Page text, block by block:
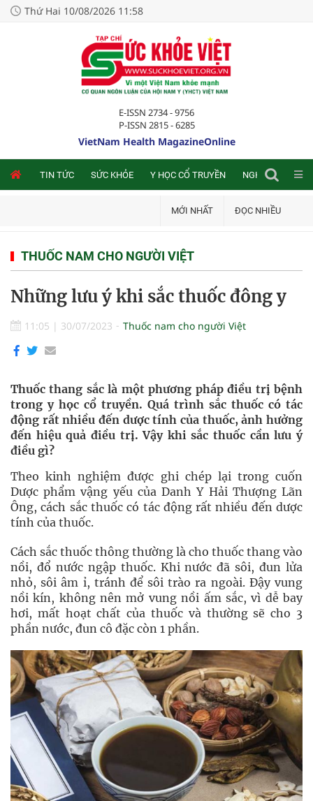
Thứ Hai 10/08/2026 11:58
E-ISSN 2734 - 9756
P-ISSN 2815 - 6285
VietNam Health MagazineOnline
TIN TỨC SỨC KHỎE Y HỌC CỔ TRUYỀN NGHIÊN CỨU
MỚI NHẤT ĐỌC NHIỀU
THUỐC NAM CHO NGƯỜI VIỆT
Những lưu ý khi sắc thuốc đông y
11:05 | 30/07/2023 Thuốc nam cho người Việt
Thuốc thang sắc là một phương pháp điều trị bệnh
trong y học cổ truyền. Quá trình sắc thuốc có tác
động rất nhiều đến dược tính của thuốc, ảnh hưởng
đến hiệu quả điều trị. Vậy khi sắc thuốc cần lưu ý
điều gì?
Theo kinh nghiệm được ghi chép lại trong cuốn
Dược phẩm vậng yếu của Danh Y Hải Thượng Lãn
Ông, cách sắc thuốc có tác động rất nhiều đến dược
tính của thuốc.
Cách sắc thuốc thông thường là cho thuốc thang vào
nồi, đổ nước ngập thuốc. Khi nước đã sôi, đun lửa
nhỏ, sôi âm ỉ, tránh để sôi trào ra ngoài. Đậy vung
nồi kín, không nên mở vung nồi ấm sắc, vì dễ bay
hơi, mất hoạt chất của thuốc và thường sẽ cho 3
phần nước, đun cô đặc còn 1 phần.